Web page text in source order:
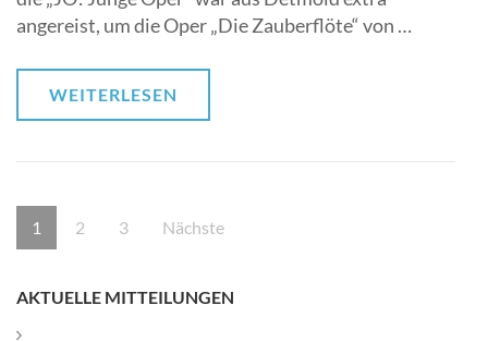
angereist, um die Oper „Die Zauberflöte“ von …
WEITERLESEN
Seitennummerierung
der
Seite
1 Seite
2 Seite
3 Nächste
AKTUELLE MITTEILUNGEN